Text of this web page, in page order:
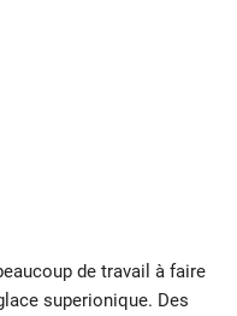
de travail à faire
superionique. Des